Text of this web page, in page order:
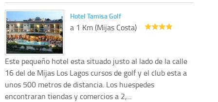
Hotel Tamisa Golf
a 1 Km (Mijas Costa)
Este pequeño hotel esta situado justo al lado de la calle
16 del de Mijas Los Lagos cursos de golf y el club esta a
unos 500 metros de distancia. Los huespedes
encontraran tiendas y comercios a 2,...